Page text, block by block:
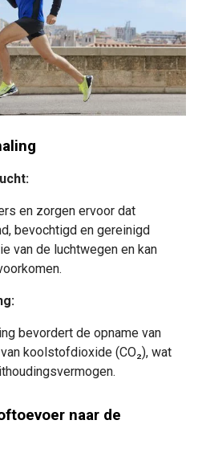
en zorgen ervoor dat
bevochtigd en gereinigd
van de luchtwegen en kan
bevordert de opname van
koolstofdioxide (CO₂), wat
naar de